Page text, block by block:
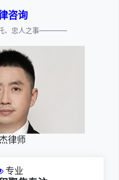
咨询
、忠人之事————
律师
专业